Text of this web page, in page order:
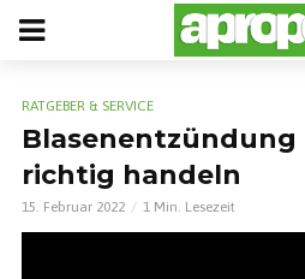
RATGEBER & SERVICE
Blasenentzündung
richtig handeln
15. Februar 2022 1 Min. Lesezeit